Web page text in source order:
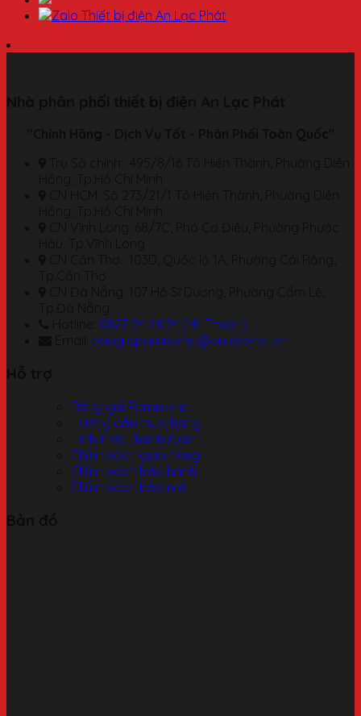
0827 24 24 24 (Mr. Thuận)
baogiapanasonic@anlacphat.vn
Bảng giá Panasonic
Hướng dẫn mua hàng
Hình thức thanh toán
Chính sách giao hàng
Chính sách bảo hành
Chính sách bảo mật